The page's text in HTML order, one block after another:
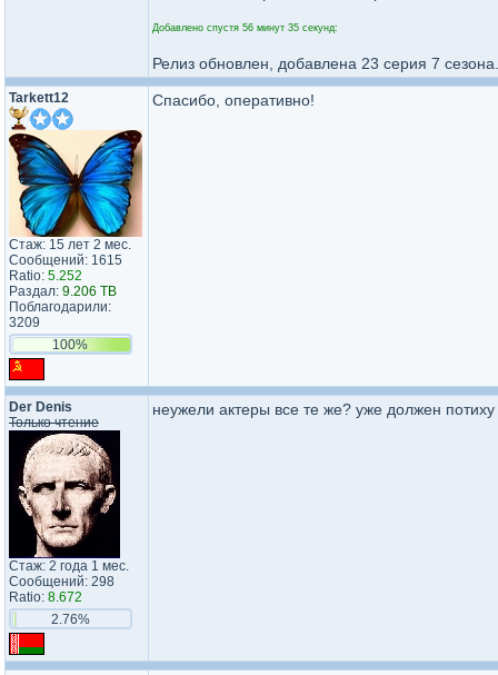
Добавлено спустя 56 минут 35 секунд:
Релиз обновлен, добавлена 23 серия 7
Tarkett12
Стаж: 15 лет 2 мес.
Сообщений: 1615
Ratio: 5.252
Раздал: 9.206 TB
Поблагодарили:
3209
100%
Спасибо, оперативно!
Der Denis
Только чтение
Стаж: 2 года 1 мес.
Сообщений: 298
Ratio: 8.672
2.76%
неужели актеры все те же? уже должен